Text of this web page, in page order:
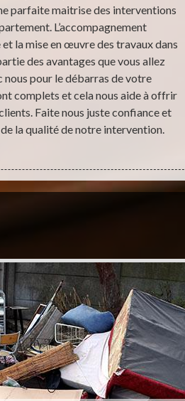
parfaite maitrise des interventions
L’accompagnement
la mise en œuvre des travaux dans
des avantages que vous allez
pour le débarras de votre
complets et cela nous aide à offrir
Faite nous juste confiance et
la qualité de notre intervention.